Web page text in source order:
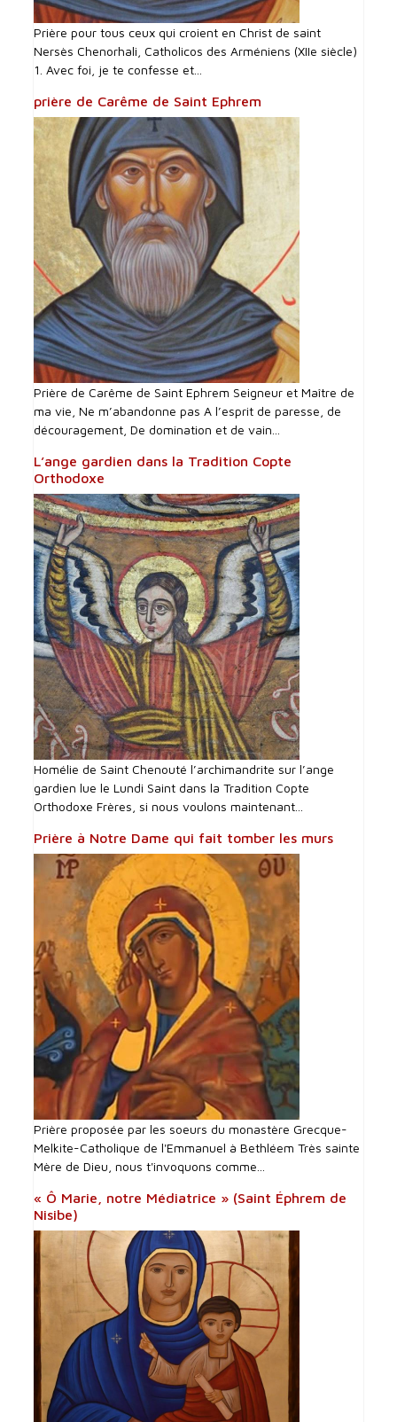
Prière pour tous ceux qui croient en Christ de saint
Nersès Chenorhali, Catholicos des Arméniens (XIIe siècle)
1. Avec foi, je te confesse et...
prière de Carême de Saint Ephrem
Prière de Carême de Saint Ephrem Seigneur et Maître de
ma vie, Ne m’abandonne pas A l’esprit de paresse, de
découragement, De domination et de vain...
L’ange gardien dans la Tradition Copte
Orthodoxe
Homélie de Saint Chenouté l’archimandrite sur l’ange
gardien lue le Lundi Saint dans la Tradition Copte
Orthodoxe Frères, si nous voulons maintenant...
Prière à Notre Dame qui fait tomber les murs
Prière proposée par les soeurs du monastère Grecque-
Melkite-Catholique de l'Emmanuel à Bethléem Très sainte
Mère de Dieu, nous t'invoquons comme...
« Ô Marie, notre Médiatrice » (Saint Éphrem de
Nisibe)